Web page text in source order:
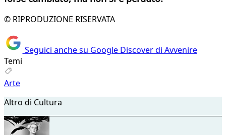
© RIPRODUZIONE RISERVATA
Seguici anche su Google Discover di Avvenire
Temi
Arte
Altro di Cultura